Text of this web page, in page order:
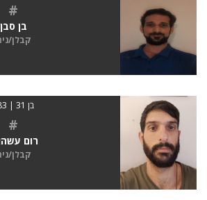
#
בן סבן
קבלן/
בן 31 | 183
#
רום
קבלן/